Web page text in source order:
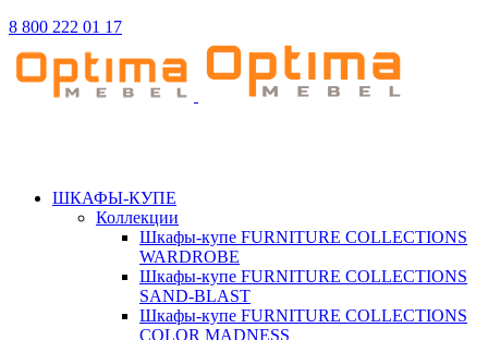
8 800 222 01 17
ШКАФЫ-КУПЕ
Коллекции
Шкафы-купе FURNITURE COLLECTIONS
WARDROBE
Шкафы-купе FURNITURE COLLECTIONS
SAND-BLAST
Шкафы-купе FURNITURE COLLECTIONS
COLOR MADNESS